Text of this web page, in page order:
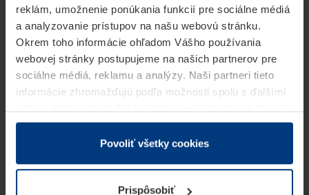
reklám, umožnenie ponúkania funkcií pre sociálne médiá
a analyzovanie prístupov na našu webovú stránku.
Okrem toho informácie ohľadom Vášho používania
webovej stránky postupujeme na našich partnerov pre
sociálne médiá, reklamu a analýzy. Naši partneri tieto
informácie zhromažďujú podľa možnosti spolu s ďalšími
v rámci Vášho využívania služieb.
Z právneho hľadiska môžeme cookies ukladať na Vašom
prevádzku tejto stránky. Pre všetky ostatné typy cookie
potrebujeme Vaše povolenie. Vaše povolenie môžete
Povoliť všetky cookies
Prispôsobiť